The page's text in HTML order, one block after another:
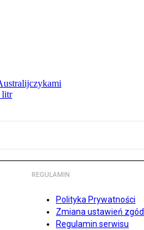
litr
REGULAMIN
Polityka Prywatności
Zmiana ustawień zgód
Regulamin serwisu